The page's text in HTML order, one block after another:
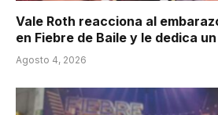
Vale Roth reacciona al
en Fiebre de Baile y le dedica
Agosto 4, 2026